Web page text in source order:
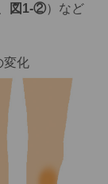
図1-②）など
変化